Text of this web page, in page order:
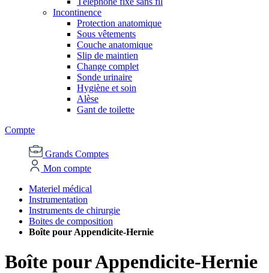
Incontinence
Protection anatomique
Sous vêtements
Couche anatomique
Slip de maintien
Change complet
Sonde urinaire
Hygiène et soin
Alèse
Gant de toilette
Compte
Grands Comptes
Mon compte
Materiel médical
Instrumentation
Instruments de chirurgie
Boites de composition
Boîte pour Appendicite-Hernie
Boîte pour Appendicite-Hernie